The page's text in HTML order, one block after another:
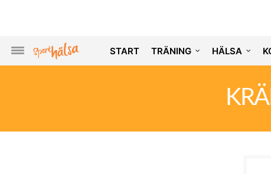
START TRÄNING HÄLSA